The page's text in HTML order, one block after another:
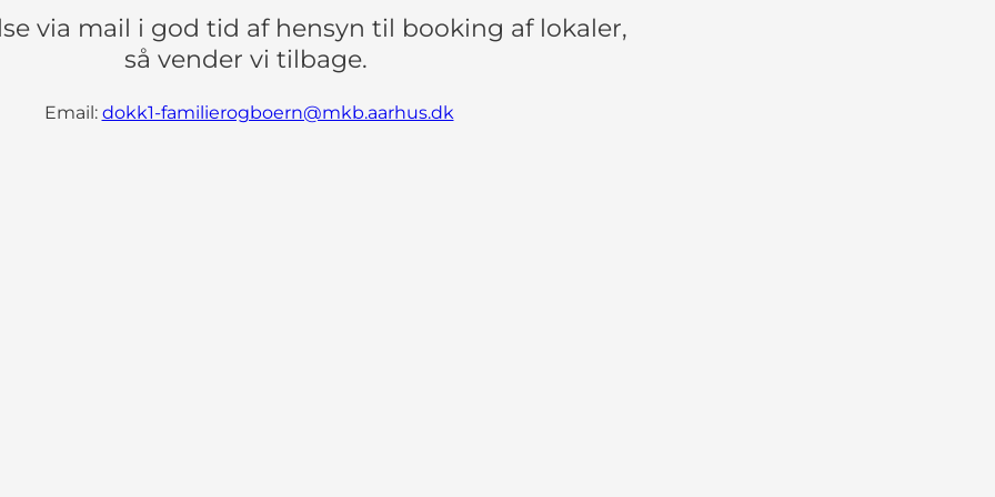
via mail i god tid af hensyn til booking af lokaler,
så vender vi tilbage.
Email: dokk1-familierogboern@mkb.aarhus.dk